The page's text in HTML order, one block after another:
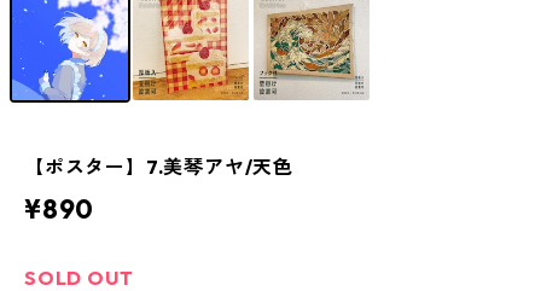
【ポスター】7.美琴アヤ/天色
¥890
SOLD OUT